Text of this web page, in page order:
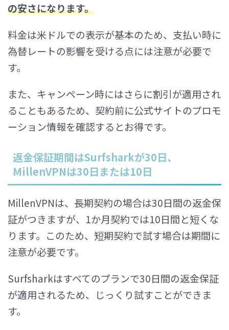
の安さになります。
料金は米ドルでの表示が基本のため、支払い時に
為替レートの影響を受ける点には注意が必要で
す。
また、キャンペーン時にはさらに割引が適用され
ることもあるため、契約前に公式サイトのプロモ
ーション情報を確認するとお得です。
返金保証期間はSurfsharkが30日、
MillenVPNは30日または10日
MillenVPNは、長期契約の場合は30日間の返金保
証がつきますが、1か月契約では10日間と短くな
ります。このため、短期契約で試す場合は期間に
注意が必要です。
Surfsharkはすべてのプランで30日間の返金保証
が適用されるため、じっくり試すことができま
す。